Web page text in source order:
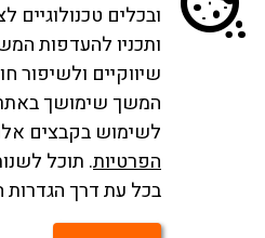
לקוחות יקרים, בימים אלו
הנחיית הממונה בדבר פרסום
רשות התעופה. עד להטמעה
לפנות לבירורים לכתובת
infocc@ayalagroup.co.il
.
לפי חוק שרותי תעופהלחצו
ובכלים
ותכניו להעדפות
שיווקיים ולשיפור
המשך שימושך
לשימוש בקבצים
הפרטיות. תוכל
בכל עת דרך הגדרות